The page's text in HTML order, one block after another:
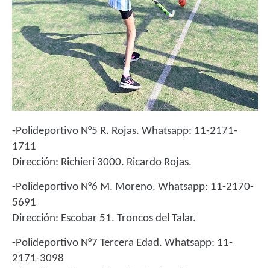
-Polideportivo N°5 R. Rojas. Whatsapp: 11-2171-
1711
Dirección: Richieri 3000. Ricardo Rojas.
-Polideportivo N°6 M. Moreno. Whatsapp: 11-2170-
5691
Dirección: Escobar 51. Troncos del Talar.
-Polideportivo N°7 Tercera Edad. Whatsapp: 11-
2171-3098